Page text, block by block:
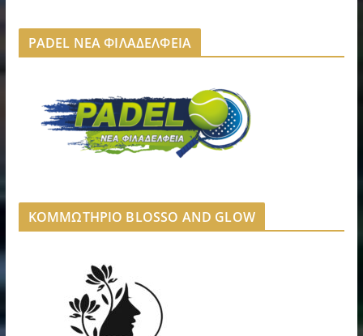
PADEL ΝΕΑ ΦΙΛΑΔΕΛΦΕΙΑ
ΚΟΜΜΩΤΗΡΙΟ BLOSSO AND GLOW